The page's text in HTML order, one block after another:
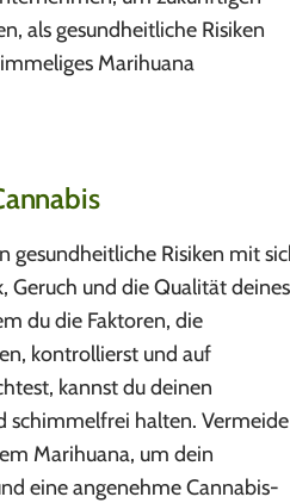
als gesundheitliche Risiken
Marihuana
gesundheitliche Risiken mit
Geruch und die Qualität deines
du die Faktoren, die
kontrollierst und auf
kannst du deinen
schimmelfrei halten. Vermeide
Marihuana, um dein
eine angenehme Cannabis-